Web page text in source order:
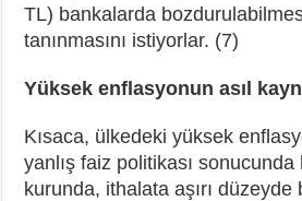
TL) bankalarda
tanınmasını istiyorlar. (7)
Yüksek enflasyonun asıl
Kısaca, ülkedeki yüksek
yanlış faiz politikası sonucunda
kurunda, ithalata aşırı düzeyde